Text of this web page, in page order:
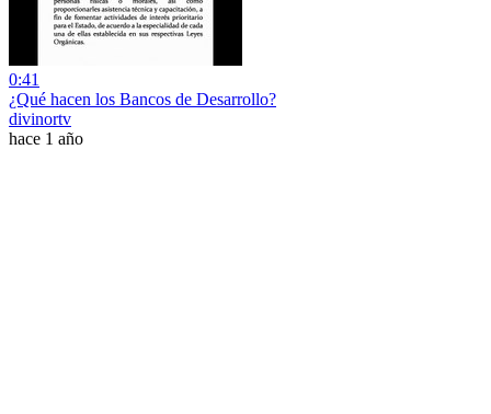
0:41
¿Qué hacen los Bancos de Desarrollo?
divinortv
hace 1 año